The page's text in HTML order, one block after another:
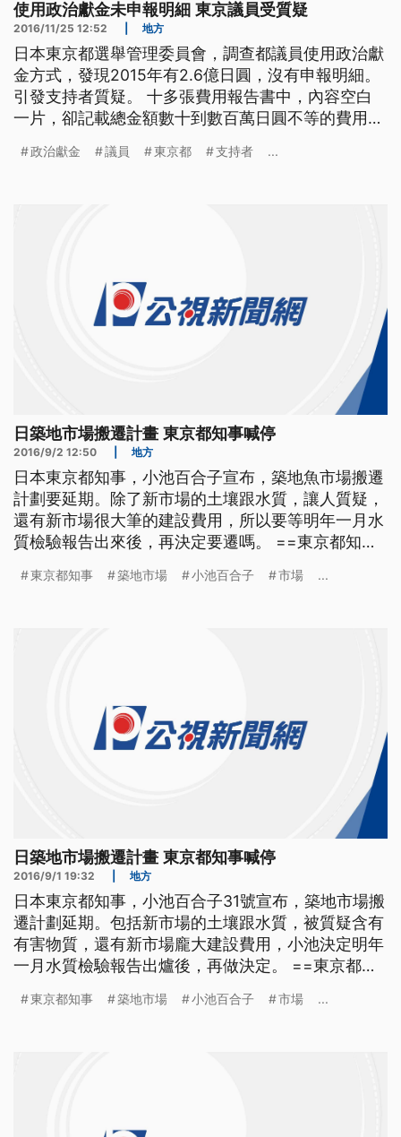
使用政治獻金未申報明細 東京議員受質疑
2016/11/25 12:52 地方
日本東京都選舉管理委員會，調查都議員使用政治獻
金方式，發現2015年有2.6億日圓，沒有申報明細。
引發支持者質疑。 十多張費用報告書中，內容空白
一片，卻記載總金額數十到數百萬日圓不等的費用，
舉管理委員會，日前調查224個，與東京前知事"舛添
政治獻金 議員 東京都 支持者 ...
日築地市場搬遷計畫 東京都知事喊停
2016/9/2 12:50 地方
日本東京都知事，小池百合子宣布，築地魚市場搬遷
計劃要延期。除了新市場的土壤跟水質，讓人質疑，
還有新市場很大筆的建設費用，所以要等明年一月水
質檢驗報告出來後，再決定要遷嗎。 ==東京都知事
市場的計劃 決定延期 8月底，才上任一個月的東京都
東京都知事 築地市場 小池百合子 市場 ...
日築地市場搬遷計畫 東京都知事喊停
2016/9/1 19:32 地方
日本東京都知事，小池百合子31號宣布，築地市場搬
遷計劃延期。包括新市場的土壤跟水質，被質疑含有
有害物質，還有新市場龐大建設費用，小池決定明年
一月水質檢驗報告出爐後，再做決定。 ==東京都知
洲市場的計劃 決定延期 8月底，才上任一個月的東京
東京都知事 築地市場 小池百合子 市場 ...